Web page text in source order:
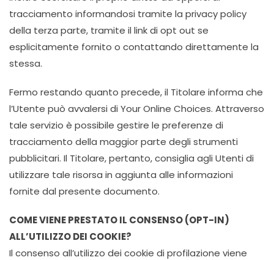
tracciamento informandosi tramite la privacy policy
della terza parte, tramite il link di opt out se
esplicitamente fornito o contattando direttamente la
stessa.
Fermo restando quanto precede, il Titolare informa che
l’Utente può avvalersi di Your Online Choices. Attraverso
tale servizio è possibile gestire le preferenze di
tracciamento della maggior parte degli strumenti
pubblicitari. Il Titolare, pertanto, consiglia agli Utenti di
utilizzare tale risorsa in aggiunta alle informazioni
fornite dal presente documento.
COME VIENE PRESTATO IL CONSENSO (OPT-IN)
ALL’UTILIZZO DEI COOKIE?
Il consenso all’utilizzo dei cookie di profilazione viene